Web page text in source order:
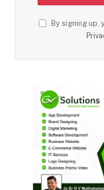
By signing up,